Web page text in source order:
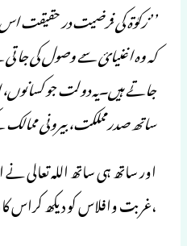
’’زکوٰۃ کی فرضیت در
کہ وہ اغنیائ سے وصول کی
جاتے ہیں۔یہ دولت جو
ساتھ صدرمملکت، بیرونی
اور ساتھ ہی ساتھ اللہ تعالی
،غربت وافلاس کو دیکھ کراس